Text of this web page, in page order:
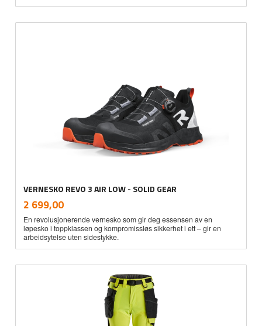
VERNESKO REVO 3 AIR LOW - SOLID GEAR
Pris
2 699,00mva.
En revolusjonerende vernesko som gir deg essensen av en
løpesko i toppklassen og kompromissløs sikkerhet i ett – gir en
arbeidsytelse uten sidestykke.